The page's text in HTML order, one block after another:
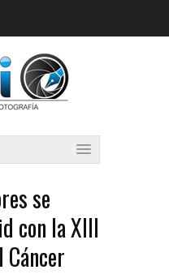
se
con la XIII